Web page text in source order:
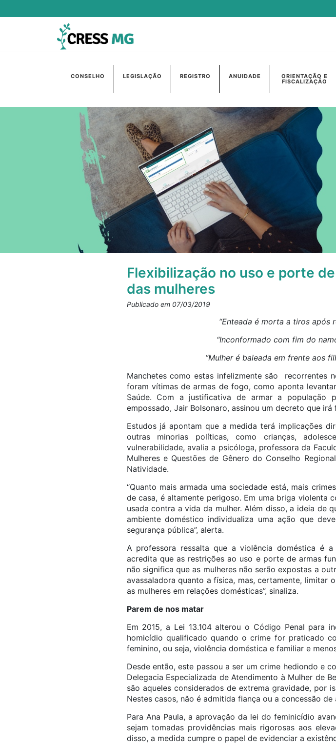
CONSELHO LEGISLAÇÃO REGISTRO ANUIDADE ORIENTAÇÃO E
FISCALIZAÇÃO
Flexibilização no uso e porte
das mulheres
Publicado em 07/03/2019
“Enteada é morta a tiros após
“Inconformado com fim do
“Mulher é baleada em frente aos
Manchetes como estas infelizmente são recorrentes
foram vítimas de armas de fogo, como aponta
Saúde. Com a justificativa de armar a população
empossado, Jair Bolsonaro, assinou um decreto que
Estudos já apontam que a medida terá implicações
outras minorias políticas, como crianças,
vulnerabilidade, avalia a psicóloga, professora da
Mulheres e Questões de Gênero do Conselho
Natividade.
“Quanto mais armada uma sociedade está, mais
de casa, é altamente perigoso. Em uma briga violenta
usada contra a vida da mulher. Além disso, a ideia de
ambiente doméstico individualiza uma ação que
segurança pública”, alerta.
A professora ressalta que a violência doméstica é
acredita que as restrições ao uso e porte de armas
não significa que as mulheres não serão expostas a
avassaladora quanto a física, mas, certamente,
as mulheres em relações domésticas”, sinaliza.
Parem de nos matar
Em 2015, a Lei 13.104 alterou o Código Penal para
homicídio qualificado quando o crime for praticado
feminino, ou seja, violência doméstica e familiar e
Desde então, este passou a ser um crime hediondo e
Delegacia Especializada de Atendimento à Mulher de
são aqueles considerados de extrema gravidade, por
Nestes casos, não é admitida fiança ou a concessão de
Para Ana Paula, a aprovação da lei do feminicídio
sejam tomadas providências mais rigorosas aos
disso, a medida cumpre o papel de evidenciar a